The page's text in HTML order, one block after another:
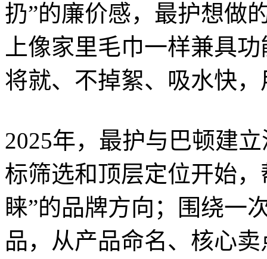
扔”的廉价感，最护想做
上像家里毛巾一样兼具
将就、不掉絮、吸水快
2025年，最护与巴顿建
标筛选和顶层定位开始
睐”的品牌方向；围绕一
品，从产品命名、核心